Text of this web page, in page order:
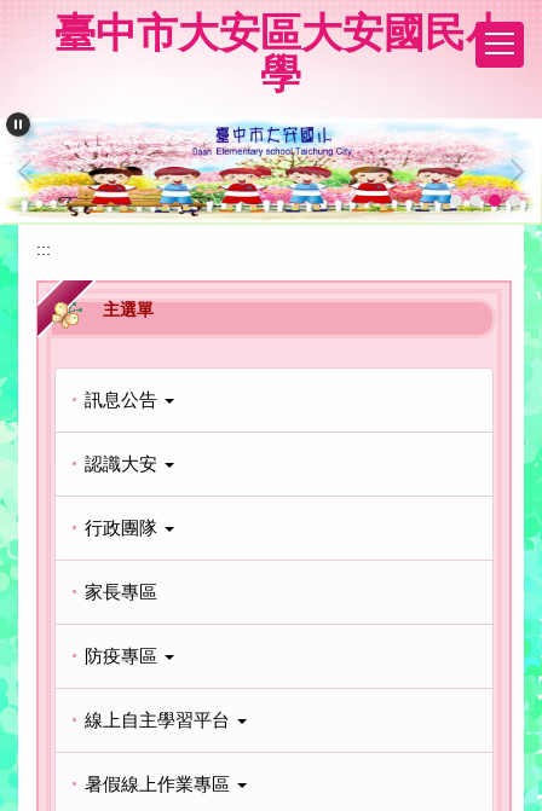
內
容
區
臺中市大安區大安國民小
學
:::
主選單
訊息公告
認識大安
行政團隊
家長專區
防疫專區
線上自主學習平台
暑假線上作業專區